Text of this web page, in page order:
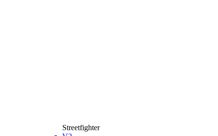
Streetfighter